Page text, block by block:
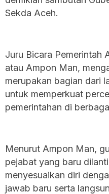
Sekda Aceh.
‎Juru Bicara Pemerintah
atau Ampon Man,
merupakan bagian dari
untuk memperkuat
pemerintahan di
‎Menurut Ampon Man,
pejabat yang baru
menyesuaikan diri
jawab baru serta